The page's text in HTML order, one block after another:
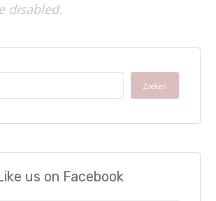
disabled.
Zoeken
us on Facebook